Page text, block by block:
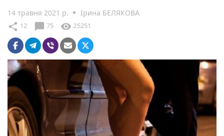
14 травня 2021 р. Ірина БЕЛЯКОВА
share 12 chat_bubble 75 visibility 25251